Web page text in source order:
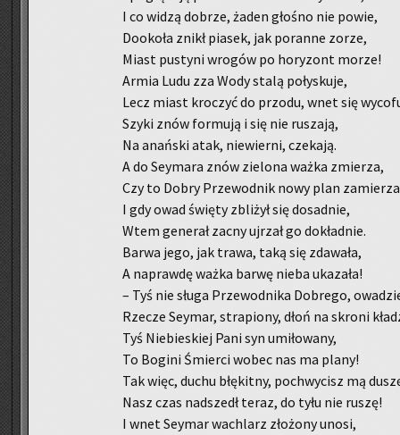
I co widzą do­brze, żaden gło­śno nie powie,
Do­oko­ła znikł pia­sek, jak po­ran­ne zorze,
Miast pu­sty­ni wro­gów po ho­ry­zont morze!
Armia Ludu zza Wody stalą po­ły­sku­je,
Lecz miast kro­czyć do przo­du, wnet się
Szyki znów for­mu­ją i się nie ru­sza­ją,
Na anań­ski atak, nie­wier­ni, cze­ka­ją.
A do Sey­ma­ra znów zie­lo­na ważka zmie­rza,
Czy to Dobry Prze­wod­nik nowy plan
I gdy owad świę­ty zbli­żył się do­sad­nie,
Wtem ge­ne­rał zacny uj­rzał go do­kład­nie.
Barwa jego, jak trawa, taką się zda­wa­ła,
A na­praw­dę ważka barwę nieba uka­za­ła!
– Tyś nie sługa Prze­wod­ni­ka Do­bre­go,
Rze­cze Sey­mar, stra­pio­ny, dłoń na skro­ni
Tyś Nie­bie­skiej Pani syn umi­ło­wa­ny,
To Bo­gi­ni Śmier­ci wobec nas ma plany!
Tak więc, duchu błę­kit­ny, po­chwy­cisz mą
Nasz czas nad­szedł teraz, do tyłu nie ruszę!
I wnet Sey­mar wa­chlarz zło­żo­ny unosi,